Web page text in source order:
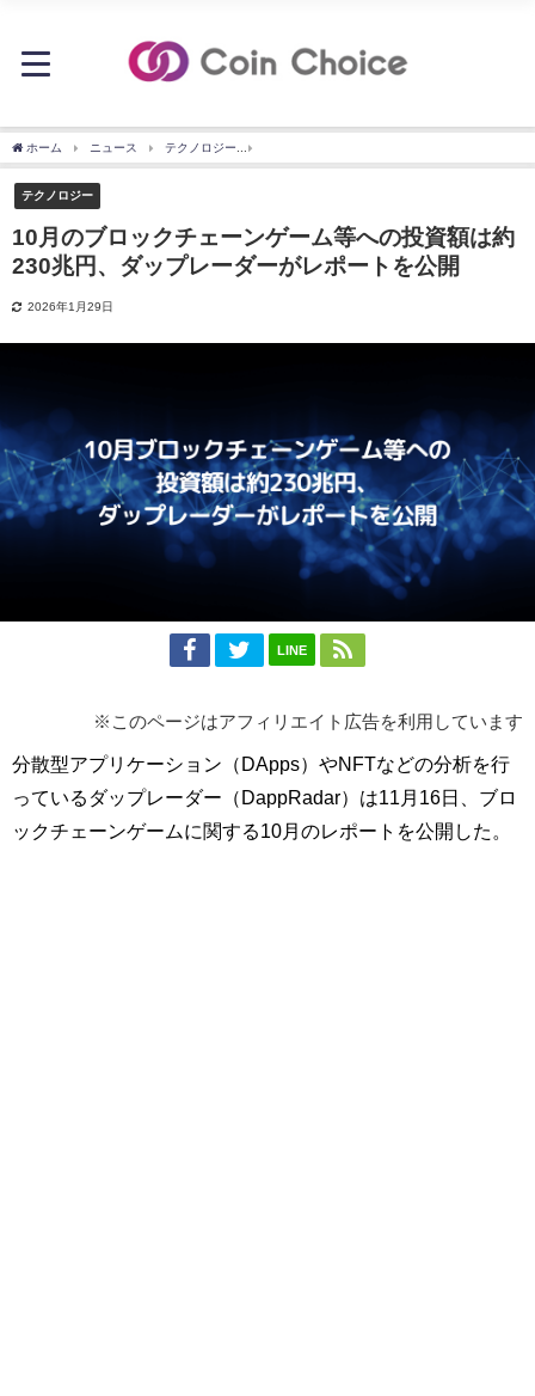
ホーム ニュース テクノロジー
テクノロジー
10月のブロックチェーンゲーム等への投資額は約
230兆円、ダップレーダーがレポートを公開
2026年1月29日
LINE
※このページはアフィリエイト広告を利用しています
分散型アプリケーション（DApps）やNFTなどの分析を行
っているダップレーダー（DappRadar）は11月16日、ブロ
ックチェーンゲームに関する10月のレポートを公開した。